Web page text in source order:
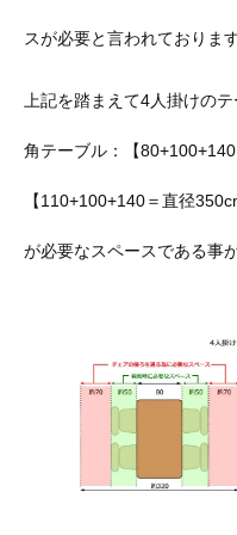
スが必要と言われております
上記を踏まえて4人掛けの
角テーブル：【
【110+100+140＝直径
が必要なスペースである事